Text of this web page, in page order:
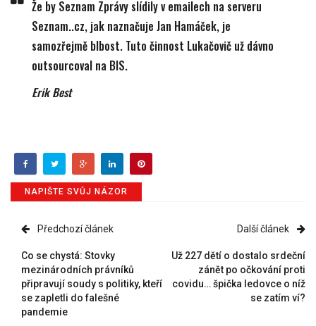
Že by Seznam Zprávy slídily v emailech na serveru
Seznam..cz, jak naznačuje Jan Hamáček, je
samozřejmě blbost. Tuto činnost Lukačovič už dávno
outsourcoval na BIS.
Erik Best
NAPIŠTE SVŮJ NÁZOR
Předchozí článek
Co se chystá: Stovky
mezinárodních právníků
připravují soudy s politiky, kteří
se zapletli do falešné
pandemie
Další článek
Už 227 dětí o dostalo srdeční
zánět po očkování proti
covidu… špička ledovce o níž
se zatím ví?